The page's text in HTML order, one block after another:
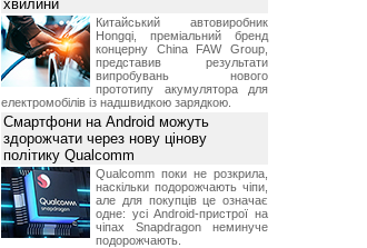
хвилини
Китайський автовиробник
Hongqi, преміальний бренд
концерну China FAW Group,
представив результати
випробувань нового
прототипу акумулятора для
електромобілів із надшвидкою зарядкою.
Смартфони на Android можуть
здорожчати через нову цінову
політику Qualcomm
Qualcomm поки не розкрила,
наскільки подорожчають чіпи,
але для покупців це означає
одне: усі Android-пристрої на
чіпах Snapdragon неминуче
подорожчають.